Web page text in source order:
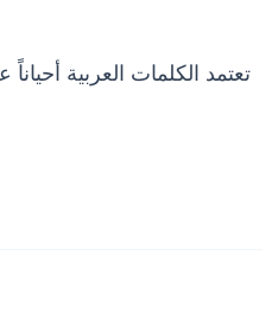
تعتمد الكلمات العربية